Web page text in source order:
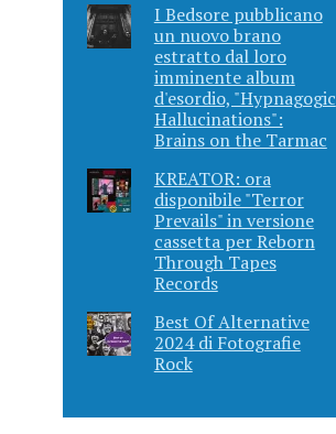
I Bedsore pubblicano
un nuovo brano
estratto dal loro
imminente album
d'esordio, "Hypnagogic
Hallucinations":
Brains on the Tarmac
KREATOR: ora
disponibile "Terror
Prevails" in versione
cassetta per Reborn
Through Tapes
Records
Best Of Alternative
2024 di Fotografie
Rock